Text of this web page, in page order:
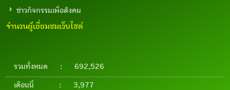
ข่าวกิจกรรมเพื่อสังคม
จำนวนผู้เยี่ยมชมเว็บไซต์
รวมทั้งหมด : 692,526
เดือนนี้ : 3,977